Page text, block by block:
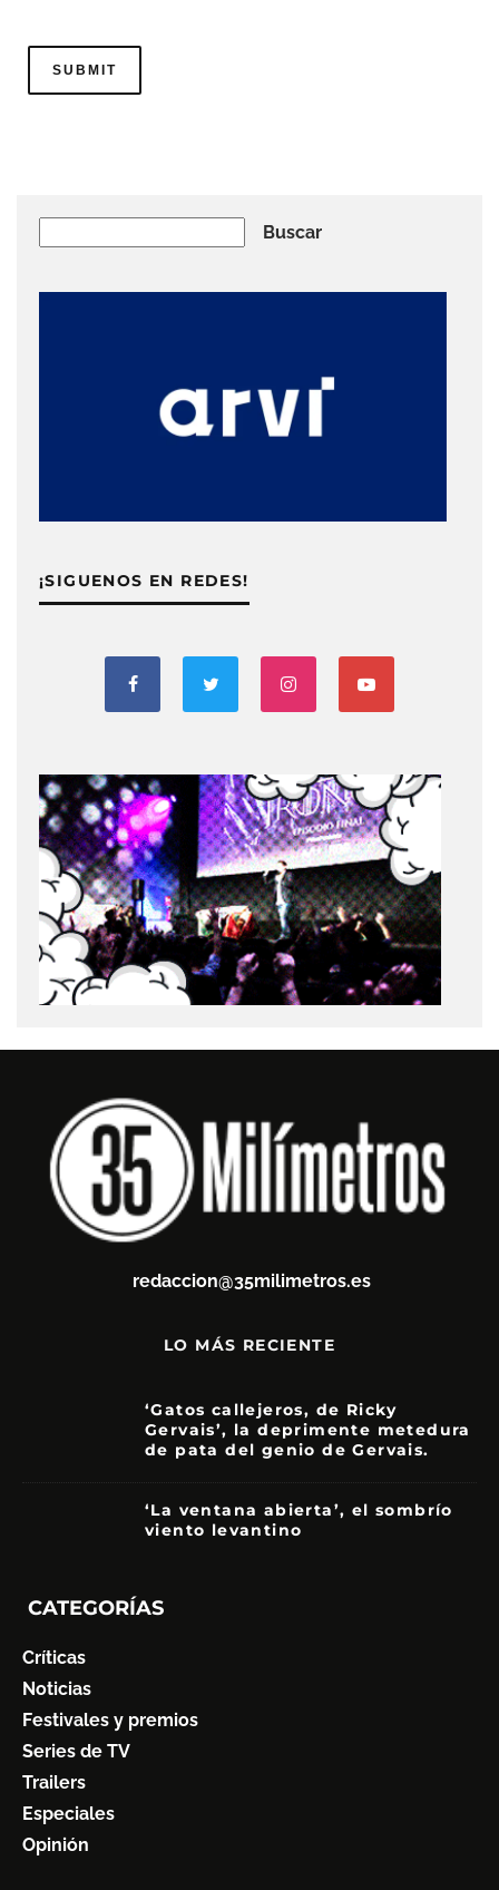
Buscar
¡SIGUENOS EN REDES!
redaccion@35milimetros.es
LO MÁS RECIENTE
‘Gatos callejeros, de Ricky
Gervais’, la deprimente metedura
de pata del genio de Gervais.
‘La ventana abierta’, el sombrío
viento levantino
CATEGORÍAS
Críticas
Noticias
Festivales y premios
Series de TV
Trailers
Especiales
Opinión